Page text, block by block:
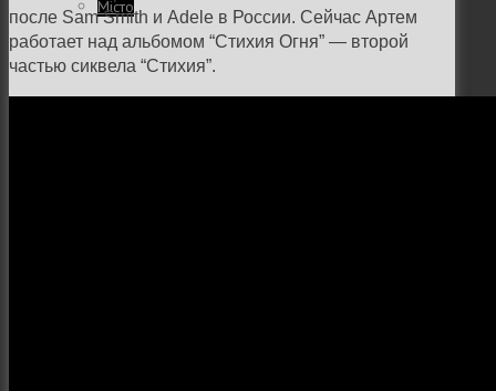
Місто
после Sam Smith и Adele в России. Сейчас Артем
работает над альбомом “Стихия Огня” — второй
частью сиквела “Стихия”.